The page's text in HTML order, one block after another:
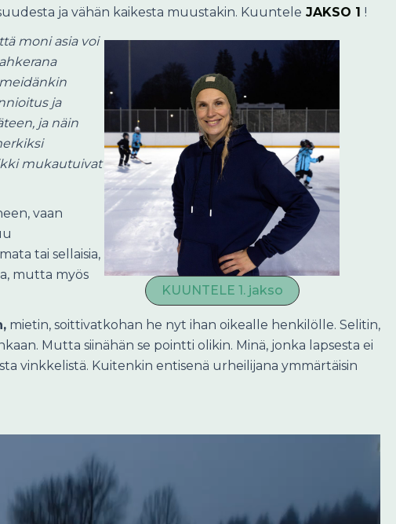
ja vähän kaikesta muustakin. Kuuntele JAKSO 1 !
moni asia voi
ja
ja näin
mukautuivat
vaan
tai sellaisia,
mutta myös
KUUNTELE 1. jakso
mietin, soittivatkohan he nyt ihan oikealle henkilölle. Selitin,
Mutta siinähän se pointti olikin. Minä, jonka lapsesta ei
vinkkelistä. Kuitenkin entisenä urheilijana ymmärtäisin